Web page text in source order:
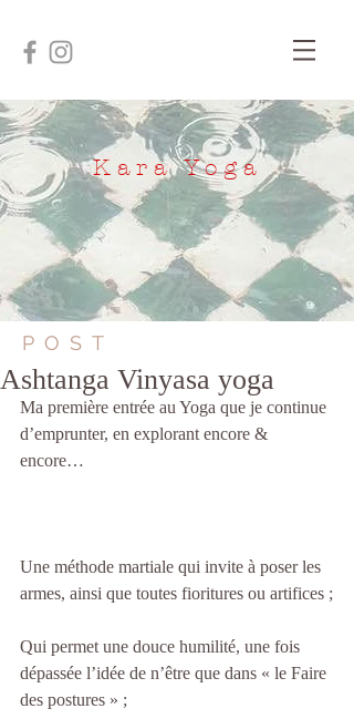
Kara Yoga
POST
Ashtanga Vinyasa yoga
Ma première entrée au Yoga que je continue
d’emprunter, en explorant encore &
encore…
Une méthode martiale qui invite à poser les
armes, ainsi que toutes fioritures ou artifices ;
Qui permet une douce humilité, une fois
dépassée l’idée de n’être que dans « le Faire
des postures » ;